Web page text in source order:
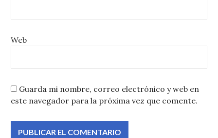
Web
Guarda mi nombre, correo electrónico y web en
este navegador para la próxima vez que comente.